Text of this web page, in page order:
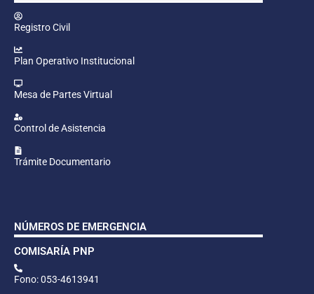
Registro Civil
Plan Operativo Institucional
Mesa de Partes Virtual
Control de Asistencia
Trámite Documentario
NÚMEROS DE EMERGENCIA
COMISARÍA PNP
Fono: 053-4613941